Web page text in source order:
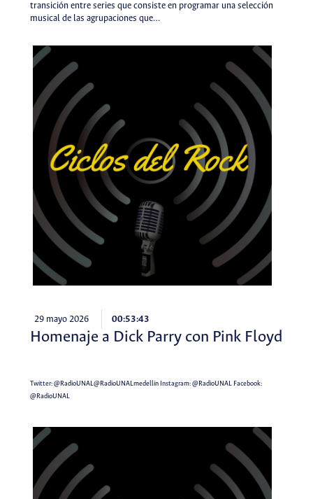
transición entre series que consiste en programar una selección
musical de las agrupaciones que…
29 mayo 2026 00:53:43
Homenaje a Dick Parry con Pink Floyd
Twitter:@RadioUNAL@RadioUNALmedellinInstagram:@RadioUNALFacebook:
@RadioUNAL